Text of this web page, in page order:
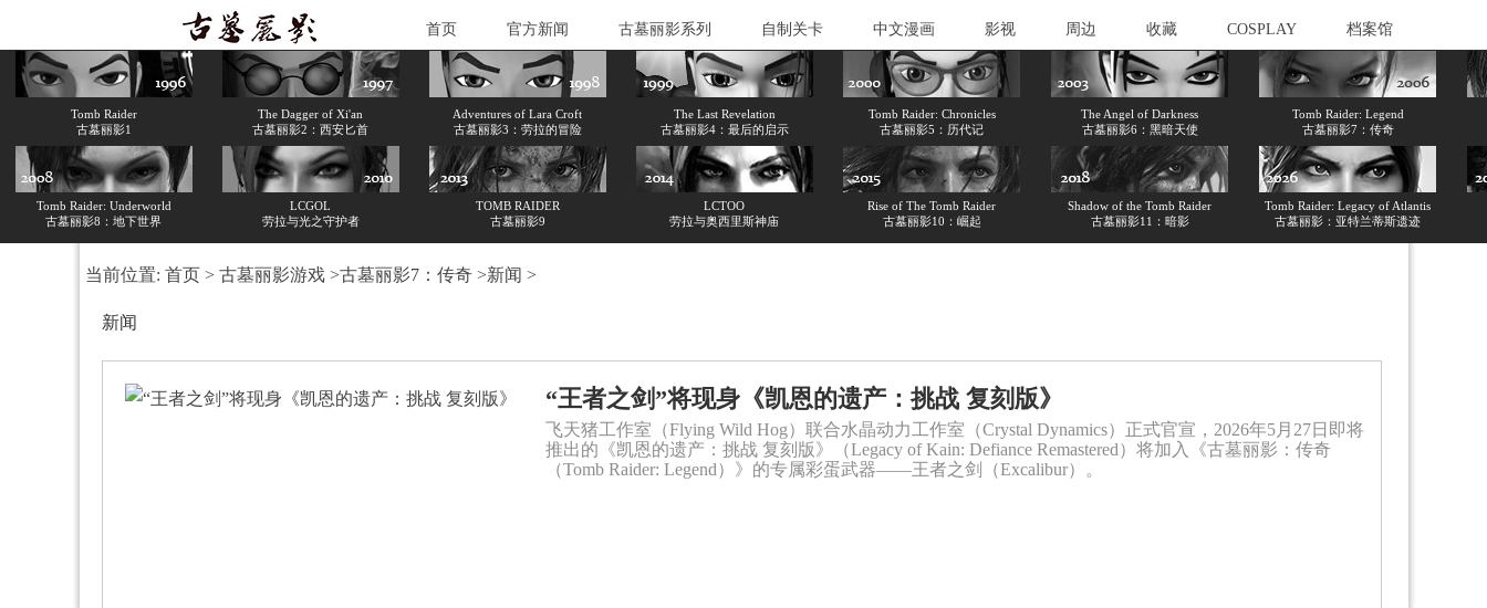
首页 官方新闻 古墓丽影系列 自制关卡 中文漫画 影视 周边 收藏 COSPLAY 档案馆
Tomb Raider
古墓丽影1
The Dagger of Xi'an
古墓丽影2：西安匕首
Adventures of Lara Croft
古墓丽影3：劳拉的冒险
The Last Revelation
古墓丽影4：最后的启示
Tomb Raider: Chronicles
古墓丽影5：历代记
The Angel of Darkness
古墓丽影6：黑暗天使
Tomb Raider: Legend
古墓丽影7：传奇
Tomb Raider: Underworld
古墓丽影8：地下世界
LCGOL
劳拉与光之守护者
TOMB RAIDER
古墓丽影9
LCTOO
劳拉与奥西里斯神庙
Rise of The Tomb Raider
古墓丽影10：崛起
Shadow of the Tomb Raider
古墓丽影11：暗影
Tomb Raider: Legacy of Atlantis
古墓丽影：亚特兰蒂斯遗迹
当前位置: 首页 > 古墓丽影游戏 >古墓丽影7：传奇 >新闻 >
新闻
“王者之剑”将现身《凯恩的遗产：挑战 复刻版》
飞天猪工作室（Flying Wild Hog）联合水晶动力工作室（Crystal Dynamics）正式官宣，2026年5月27日即将
推出的《凯恩的遗产：挑战 复刻版》（Legacy of Kain: Defiance Remastered）将加入《古墓丽影：传奇
（Tomb Raider: Legend）》的专属彩蛋武器——王者之剑（Excalibur）。